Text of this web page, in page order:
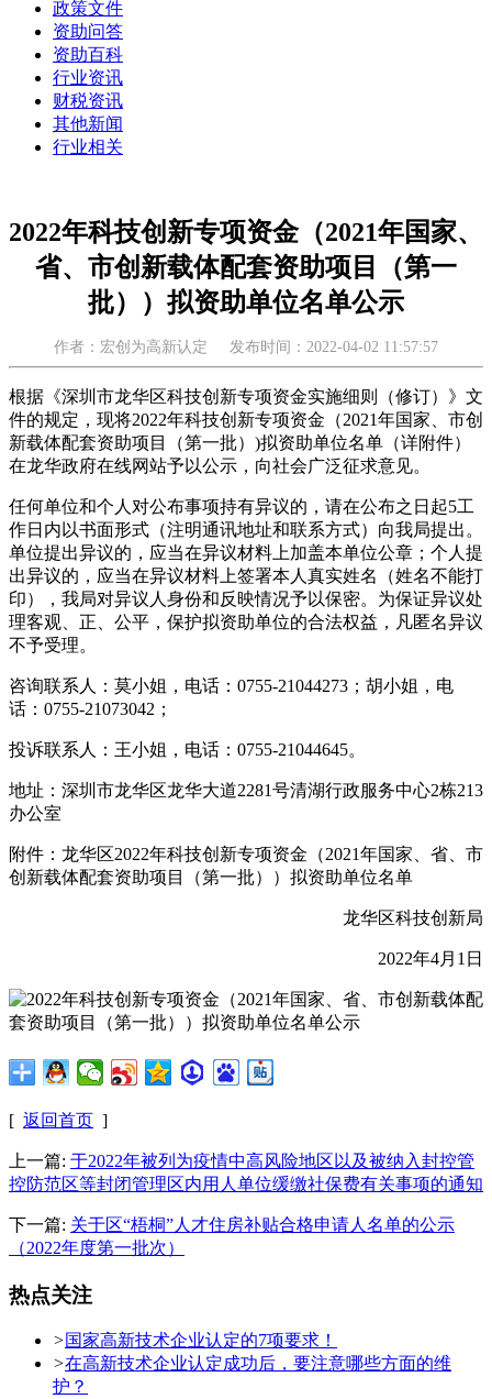
政策文件
资助问答
资助百科
行业资讯
财税资讯
其他新闻
行业相关
2022年科技创新专项资金（2021年国家、
省、市创新载体配套资助项目（第一
批））拟资助单位名单公示
作者：宏创为高新认定 发布时间：2022-04-02 11:57:57
根据《深圳市龙华区科技创新专项资金实施细则（修订）》文
件的规定，现将2022年科技创新专项资金（2021年国家、市创
新载体配套资助项目（第一批）)拟资助单位名单（详附件）
在龙华政府在线网站予以公示，向社会广泛征求意见。
任何单位和个人对公布事项持有异议的，请在公布之日起5工
作日内以书面形式（注明通讯地址和联系方式）向我局提出。
单位提出异议的，应当在异议材料上加盖本单位公章；个人提
出异议的，应当在异议材料上签署本人真实姓名（姓名不能打
印），我局对异议人身份和反映情况予以保密。为保证异议处
理客观、正、公平，保护拟资助单位的合法权益，凡匿名异议
不予受理。
咨询联系人：莫小姐，电话：0755-21044273；胡小姐，电
话：0755-21073042；
投诉联系人：王小姐，电话：0755-21044645。
地址：深圳市龙华区龙华大道2281号清湖行政服务中心2栋213
办公室
附件：龙华区2022年科技创新专项资金（2021年国家、省、市
创新载体配套资助项目（第一批））拟资助单位名单
龙华区科技创新局
2022年4月1日
[ 返回首页 ]
上一篇: 于2022年被列为疫情中高风险地区以及被纳入封控管
控防范区等封闭管理区内用人单位缓缴社保费有关事项的通知
下一篇: 关于区“梧桐”人才住房补贴合格申请人名单的公示
（2022年度第一批次）
热点关注
>国家高新技术企业认定的7项要求！
>在高新技术企业认定成功后，要注意哪些方面的维
护？